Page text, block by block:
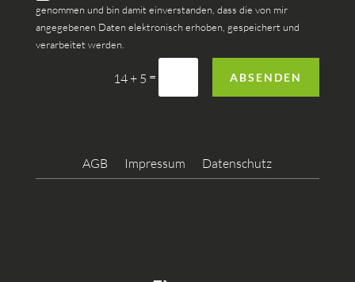
genommen und bin damit einverstanden, dass die von mir
angegebenen Daten elektronisch erhoben, gespeichert und
verarbeitet werden.
14 + 5 = ABSENDEN
AGB Impressum Datenschutz